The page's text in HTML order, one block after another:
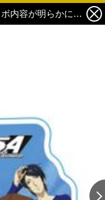
東京スカイツリーと『ペルソナ５』コラボ内容が明らかに！ 7枚目の写真・画像